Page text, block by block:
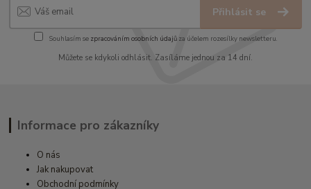
Přihlásit se
Souhlasím se zpracováním osobních údajůza účelem rozesílky newsletteru.
Můžete se kdykoli odhlásit. Zasíláme jednou za 14 dní.
Informace pro zákazníky
O nás
Jak nakupovat
Obchodní podmínky